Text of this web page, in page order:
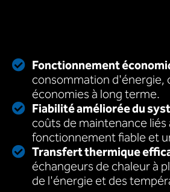
Fonctionnement
consommation
économies à long terme.
Fiabilité améliorée du
coûts de maintenance
fonctionnement fiable et
Transfert thermique
échangeurs de chaleur à
de l'énergie et des